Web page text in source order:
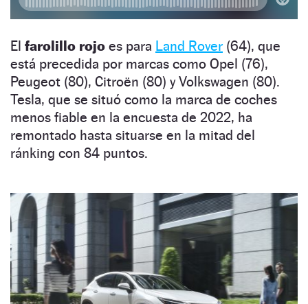
El farolillo rojo es para Land Rover (64), que
está precedida por marcas como Opel (76),
Peugeot (80), Citroën (80) y Volkswagen (80).
Tesla, que se situó como la marca de coches
menos fiable en la encuesta de 2022, ha
remontado hasta situarse en la mitad del
ránking con 84 puntos.